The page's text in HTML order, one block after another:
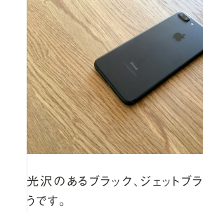
光沢のあるブラック、ジェットブ
うです。